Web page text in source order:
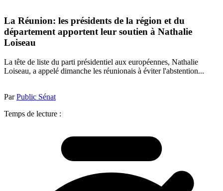
La Réunion: les présidents de la région et du
département apportent leur soutien à Nathalie
Loiseau
La tête de liste du parti présidentiel aux européennes, Nathalie
Loiseau, a appelé dimanche les réunionais à éviter l'abstention...
ParPublic Sénat
Temps de lecture :